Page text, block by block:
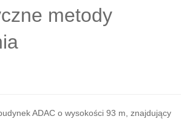
metody
ADAC o wysokości 93 m, znajdujący